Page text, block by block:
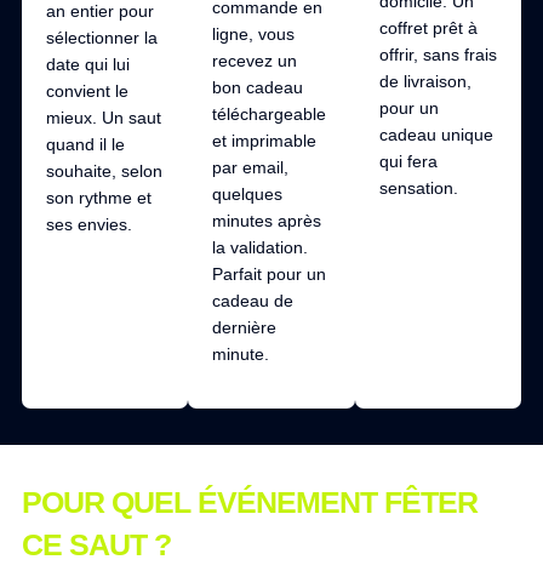
an entier pour
sélectionner la
date qui lui
convient le
mieux. Un saut
quand il le
souhaite, selon
son rythme et
ses envies.
commande en
ligne, vous
recevez un
bon cadeau
téléchargeable
et imprimable
par email,
quelques
minutes après
la validation.
Parfait pour un
cadeau de
dernière
minute.
coffret prêt à
offrir, sans frais
de livraison,
pour un
cadeau unique
qui fera
sensation.
POUR QUEL ÉVÉNEMENT FÊTER
CE SAUT ?